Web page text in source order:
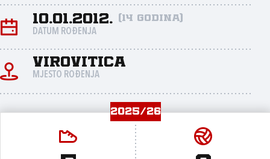
10.01.2012. (14 godina)
DATUM ROĐENJA
Virovitica
MJESTO ROĐENJA
2025/26